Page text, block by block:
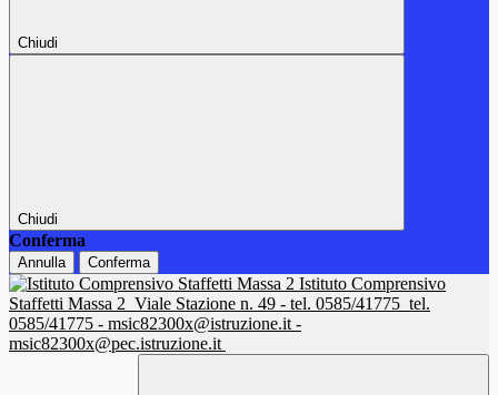
Chiudi
Chiudi
Conferma
Annulla Conferma
Istituto Comprensivo
Staffetti Massa 2 Viale Stazione n. 49 - tel. 0585/41775 tel.
0585/41775 - msic82300x@istruzione.it -
msic82300x@pec.istruzione.it